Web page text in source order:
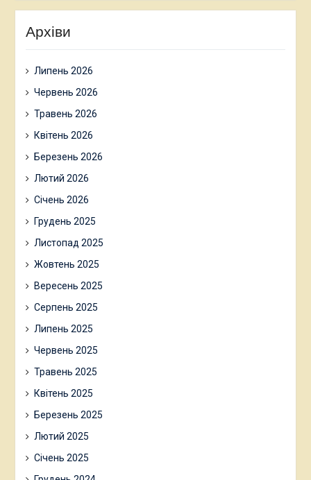
Архіви
Липень 2026
Червень 2026
Травень 2026
Квітень 2026
Березень 2026
Лютий 2026
Січень 2026
Грудень 2025
Листопад 2025
Жовтень 2025
Вересень 2025
Серпень 2025
Липень 2025
Червень 2025
Травень 2025
Квітень 2025
Березень 2025
Лютий 2025
Січень 2025